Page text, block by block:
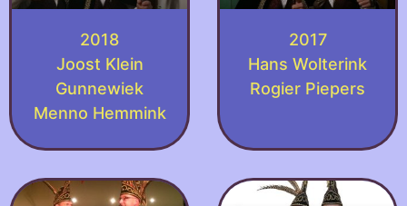
2018
Joost Klein
Gunnewiek
Menno Hemmink
2017
Hans Wolterink
Rogier Piepers